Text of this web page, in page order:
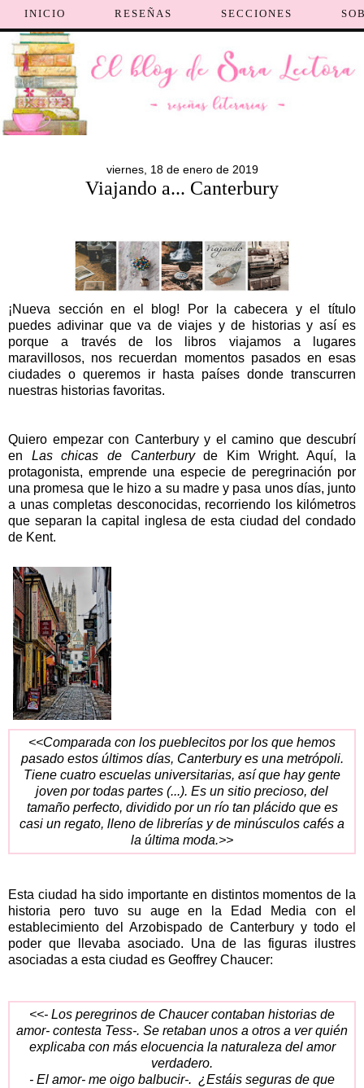
INICIO RESEÑAS SECCIONES
viernes, 18 de enero de 2019
Viajando a... Canterbury
¡Nueva sección en el blog! Por la cabecera y el título
puedes adivinar que va de viajes y de historias y así es
porque a través de los libros viajamos a lugares
maravillosos, nos recuerdan momentos pasados en esas
ciudades o queremos ir hasta países donde transcurren
nuestras historias favoritas.
Quiero empezar con Canterbury y el camino que descubrí
en Las chicas de Canterburyde Kim Wright. Aquí, la
protagonista, emprende una especie de peregrinación por
una promesa que le hizo a su madre y pasa unos días, junto
a unas completas desconocidas, recorriendo los kilómetros
que separan la capital inglesa de esta ciudad del condado
de Kent.
<<Comparada con los pueblecitos por los que hemos
pasado estos últimos días, Canterbury es una metrópoli.
Tiene cuatro escuelas universitarias, así que hay gente
joven por todas partes (...). Es un sitio precioso, del
tamaño perfecto, dividido por un río tan plácido que es
casi un regato, lleno de librerías y de minúsculos cafés a
la última moda.>>
Esta ciudad ha sido importante en distintos momentos de la
historia pero tuvo su auge en la Edad Media con el
establecimiento del Arzobispado de Canterbury y todo el
poder que llevaba asociado. Una de las figuras ilustres
asociadas a esta ciudad es Geoffrey Chaucer:
<<- Los peregrinos de Chaucer contaban historias de
amor- contesta Tess-. Se retaban unos a otros a ver quién
explicaba con más elocuencia la naturaleza del amor
verdadero.
- El amor- me oigo balbucir-. ¿Estáis seguras de que